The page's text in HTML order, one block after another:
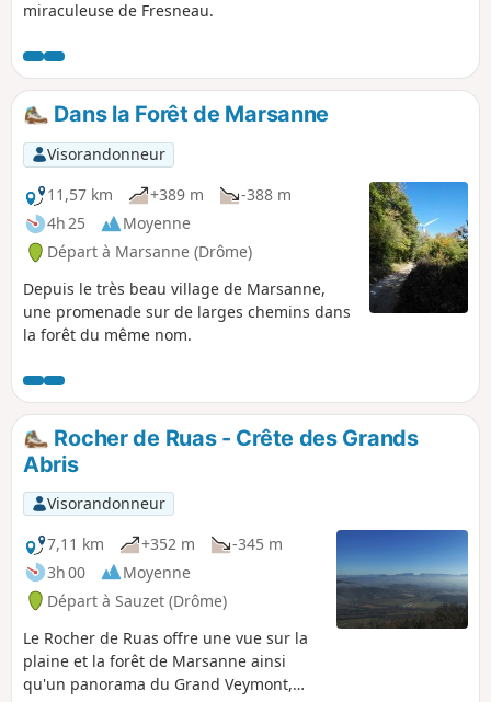
miraculeuse de Fresneau.
Dans la Forêt de Marsanne
Visorandonneur
11,57 km
+389 m
-388 m
4h 25
Moyenne
Départ à Marsanne (Drôme)
Depuis le très beau village de Marsanne,
une promenade sur de larges chemins dans
la forêt du même nom.
Rocher de Ruas - Crête des Grands
Abris
Visorandonneur
7,11 km
+352 m
-345 m
3h 00
Moyenne
Départ à Sauzet (Drôme)
Le Rocher de Ruas offre une vue sur la
plaine et la forêt de Marsanne ainsi
qu'un panorama du Grand Veymont,